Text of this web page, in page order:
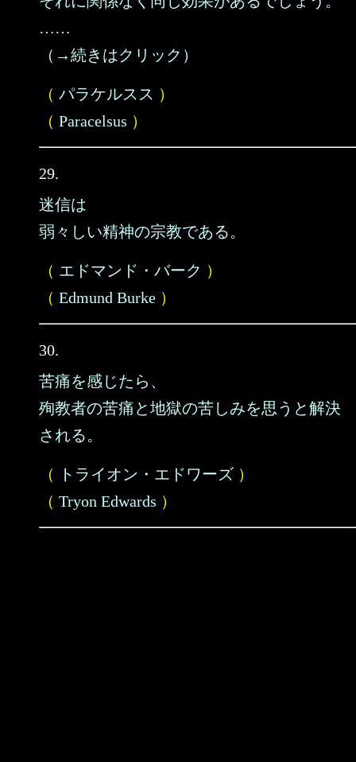
……
（→続きはクリック）
（ パラケルスス ）
（ Paracelsus ）
29.
迷信は
弱々しい精神の宗教である。
（ エドマンド・バーク ）
（ Edmund Burke ）
30.
苦痛を感じたら、
殉教者の苦痛と地獄の苦しみを思うと解決
される。
（ トライオン・エドワーズ ）
（ Tryon Edwards ）